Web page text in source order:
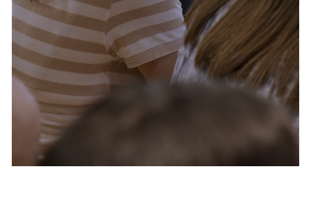
Servizi e accessibilità
Contatti
FAQ
Biglietti